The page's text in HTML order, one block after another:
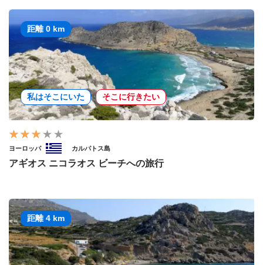
距離 0 km
私はそこにいた そこに行きたい
ヨーロッパ カルパトス島
アギオス ニコラオス ビーチへの旅行
距離 4 km